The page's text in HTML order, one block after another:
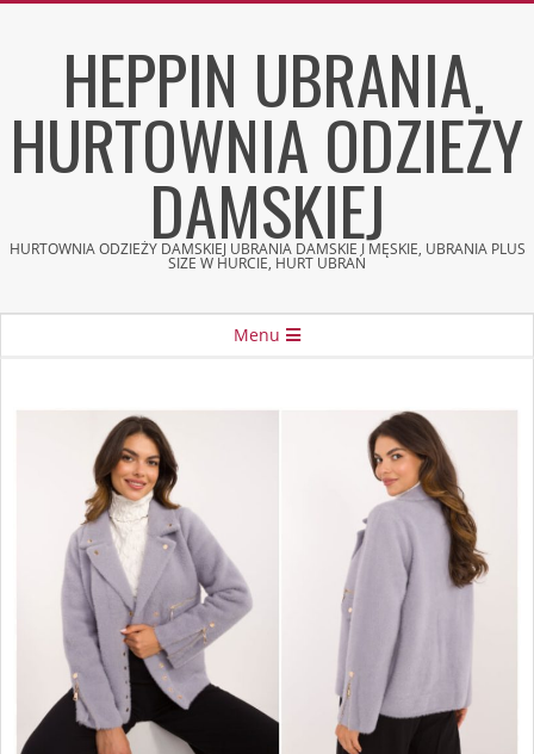
HEPPIN UBRANIA
HURTOWNIA ODZIEŻY
DAMSKIEJ
HURTOWNIA ODZIEŻY DAMSKIEJ UBRANIA DAMSKIE I MĘSKIE, UBRANIA PLUS
SIZE W HURCIE, HURT UBRAŃ
Menu